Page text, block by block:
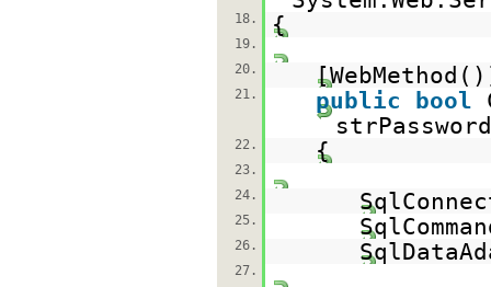
18. {
19.
20.
21. public bool
22. {
23.
24.
25.
26.
27.